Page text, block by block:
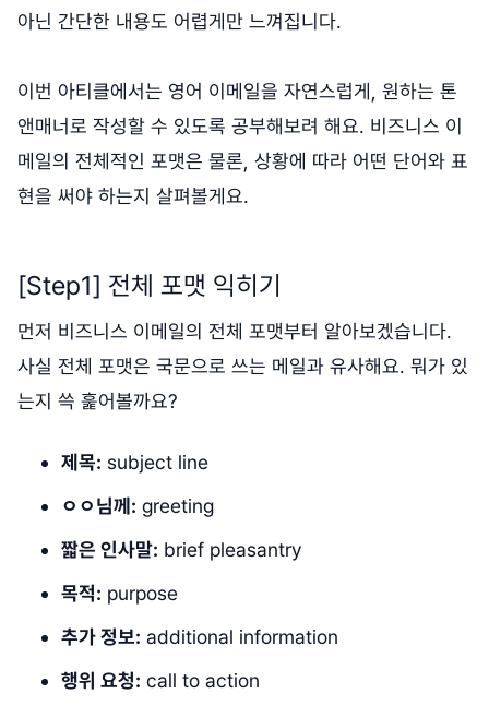
아닌 간단한 내용도 어렵게만 느껴집니다.
이번 아티클에서는 영어 이메일을 자연스럽게, 원하는 톤
앤매너로 작성할 수 있도록 공부해보려 해요. 비즈니스 이
메일의 전체적인 포맷은 물론, 상황에 따라 어떤 단어와 표
현을 써야 하는지 살펴볼게요.
[Step1] 전체 포맷 익히기
먼저 비즈니스 이메일의 전체 포맷부터 알아보겠습니다.
사실 전체 포맷은 국문으로 쓰는 메일과 유사해요. 뭐가 있
는지 쓱 훑어볼까요?
제목: subject line
ㅇㅇ님께: greeting
짧은 인사말: brief pleasantry
목적: purpose
추가 정보: additional information
행위 요청: call to action